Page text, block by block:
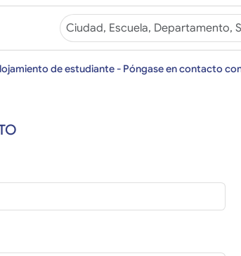
de estudiante - Póngase en contacto